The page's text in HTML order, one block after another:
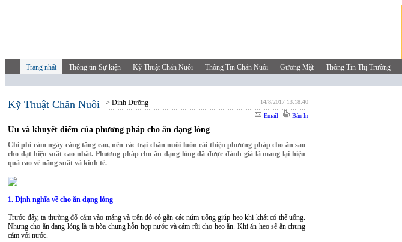
Trang nhất Thông tin-Sự kiện Kỹ Thuật Chăn Nuôi Thông Tin Chăn Nuôi Gương Mặt Thông Tin Thị Trường
Kỹ Thuật Chăn Nuôi > Dinh Dưỡng 14/8/2017 13:18:40
Email Bản In
Ưu và khuyết điểm của phương pháp cho ăn dạng lỏng
Chi phí cám ngày càng tăng cao, nên các trại chăn nuôi luôn cải thiện phương pháp cho ăn sao
cho đạt hiệu suất cao nhất. Phương pháp cho ăn dạng lỏng đã được đánh giá là mang lại hiệu
quả cao về năng suất và kinh tế.
1. Định nghĩa về cho ăn dạng lỏng
Trước đây, ta thường đổ cám vào máng và trên đó có gắn các núm uống giúp heo khi khát có thể uống.
Nhưng cho ăn dạng lỏng là ta hòa chung hỗn hợp nước và cám rồi cho heo ăn. Khi ăn heo sẽ ăn chung
cám với nước.